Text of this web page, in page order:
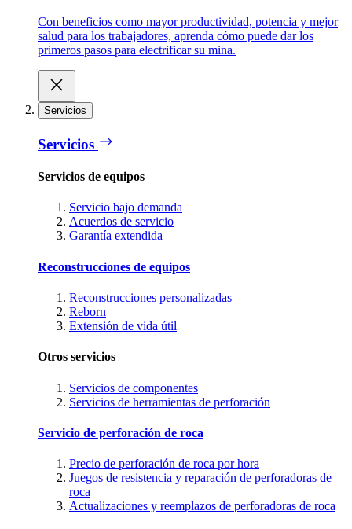
Con beneficios como mayor productividad, potencia y mejor
salud para los trabajadores, aprenda cómo puede dar los
primeros pasos para electrificar su mina.
Servicios
Servicios
Servicios de equipos
Servicio bajo demanda
Acuerdos de servicio
Garantía extendida
Reconstrucciones de equipos
Reconstrucciones personalizadas
Reborn
Extensión de vida útil
Otros servicios
Servicios de componentes
Servicios de herramientas de perforación
Servicio de perforación de roca
Precio de perforación de roca por hora
Juegos de resistencia y reparación de perforadoras de
roca
Actualizaciones y reemplazos de perforadoras de roca